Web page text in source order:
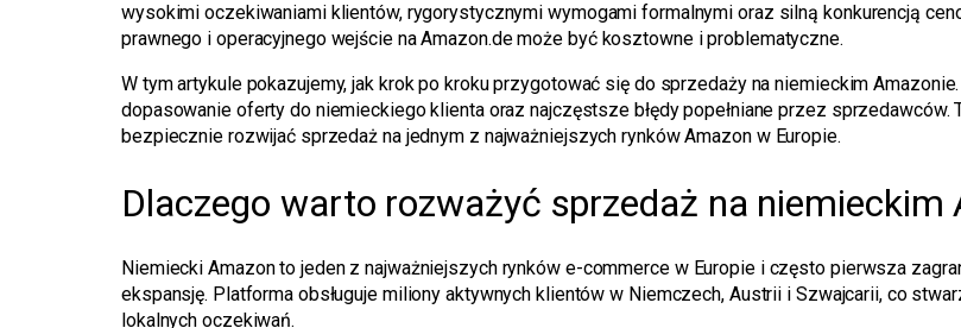
wysokimi oczekiwaniami klientów, rygorystycznymi wymogami formalnymi oraz silną konkurencją
prawnego i operacyjnego wejście na Amazon.de może być kosztowne i problematyczne.
W tym artykule pokazujemy, jak krok po kroku przygotować się do sprzedaży na niemieckim
dopasowanie oferty do niemieckiego klienta oraz najczęstsze błędy popełniane przez
bezpiecznie rozwijać sprzedaż na jednym z najważniejszych rynków Amazon w Europie.
Dlaczego warto rozważyć sprzedaż na niemieckim
Niemiecki Amazon to jeden z najważniejszych rynków e-commerce w Europie i często pierwsza
ekspansję. Platforma obsługuje miliony aktywnych klientów w Niemczech, Austrii i Szwajcarii, co
lokalnych oczekiwań.